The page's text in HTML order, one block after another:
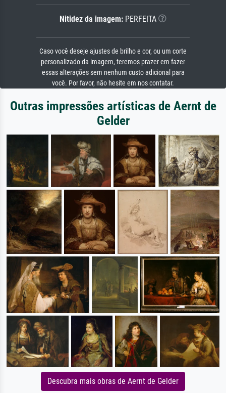
Nitidez da imagem: PERFEITA
Caso você deseje ajustes de brilho e cor, ou um corte
personalizado da imagem, teremos prazer em fazer
essas alterações sem nenhum custo adicional para
você. Por favor, não hesite em nos contatar.
Outras impressões artísticas de Aernt de
Gelder
Descubra mais obras de Aernt de Gelder